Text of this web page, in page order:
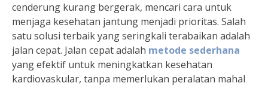
cenderung kurang bergerak, mencari cara untuk
menjaga kesehatan jantung menjadi prioritas. Salah
satu solusi terbaik yang seringkali terabaikan adalah
jalan cepat. Jalan cepat adalah metode sederhana
yang efektif untuk meningkatkan kesehatan
kardiovaskular, tanpa memerlukan peralatan mahal